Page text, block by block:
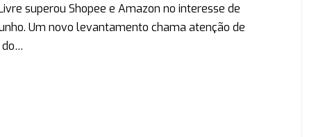
superou Shopee e Amazon no interesse de
Um novo levantamento chama atenção de
do…